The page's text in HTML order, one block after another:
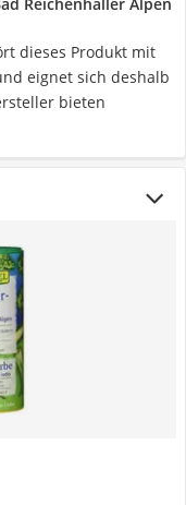
dieses Produkt mit
eignet sich deshalb
bieten